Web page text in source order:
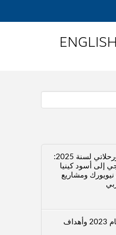
ENGLISH
تجاربي الشخصية ورحلاتي لسنة 2025:
إلى أسود كينيا
ومشاريع
مراجعة شخصية لعام 2023 وأهداف